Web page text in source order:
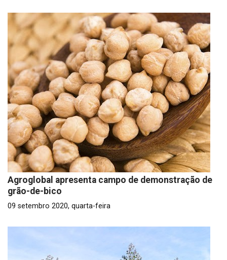
Agroglobal apresenta campo de demonstração de
grão-de-bico
09 setembro 2020, quarta-feira